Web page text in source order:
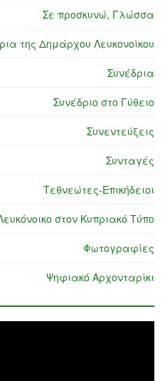
Σε προσκυνώ, Γλώσσα
της Δημάρχου Λευκονοίκου
Συνέδρια
Συνέδριο στο Γύθειο
Συνεντεύξεις
Συνταγές
Τεθνεώτες-Επικήδειοι
στον Κυπριακό Τύπο
Φωτογραφίες
Ψηφιακό Αρχονταρίκι